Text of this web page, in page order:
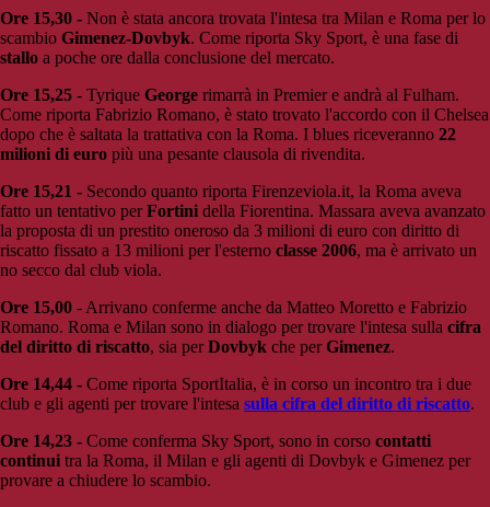
Ore 15,30 - Non è stata ancora trovata l'intesa tra Milan e Roma per lo
scambio Gimenez-Dovbyk. Come riporta Sky Sport, è una fase di
stallo a poche ore dalla conclusione del mercato.
Ore 15,25 - Tyrique George rimarrà in Premier e andrà al Fulham.
Come riporta Fabrizio Romano, è stato trovato l'accordo con il Chelsea
dopo che è saltata la trattativa con la Roma. I blues riceveranno 22
milioni di euro più una pesante clausola di rivendita.
Ore 15,21 - Secondo quanto riporta Firenzeviola.it, la Roma aveva
fatto un tentativo perFortini della Fiorentina. Massara aveva avanzato
la proposta di un prestito oneroso da 3 milioni di euro con diritto di
riscatto fissato a 13 milioni per l'esterno classe 2006, ma è arrivato un
no secco dal club viola.
Ore 15,00 - Arrivano conferme anche da Matteo Moretto e Fabrizio
Romano. Roma e Milan sono in dialogo per trovare l'intesa sulla cifra
del diritto di riscatto, sia perDovbyk che perGimenez.
Ore 14,44 - Come riporta SportItalia, è in corso un incontro tra i due
club e gli agenti per trovare l'intesa sulla cifra del diritto di riscatto.
Ore 14,23 - Come conferma Sky Sport, sono in corso contatti
continui tra la Roma, il Milan e gli agenti di Dovbyk e Gimenez per
provare a chiudere lo scambio.